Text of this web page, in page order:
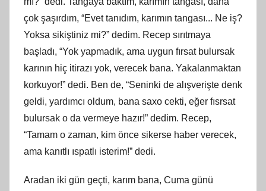
çok şaşırdım, “Evet tanıdım, karımın tangası... Ne iş?
Yoksa sikiştiniz mi?” dedim. Recep sırıtmaya
başladı, “Yok yapmadık, ama uygun fırsat bulursak
karının hiç itirazı yok, verecek bana. Yakalanmaktan
korkuyor!” dedi. Ben de, “Seninki de alışverişte denk
geldi, yardımcı oldum, bana saxo cekti, eğer fısrsat
bulursak o da vermeye hazır!” dedim. Recep,
“Tamam o zaman, kim önce sikerse haber verecek,
ama kanıtlı ıspatlı isterim!” dedi.
Aradan iki gün geçti, karım bana, Cuma günü